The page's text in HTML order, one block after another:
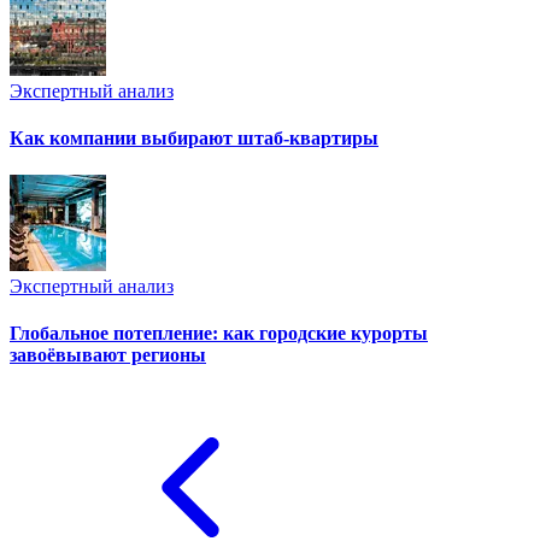
Экспертный анализ
Как компании выбирают штаб-квартиры
Экспертный анализ
Глобальное потепление: как городские курорты
завоёвывают регионы